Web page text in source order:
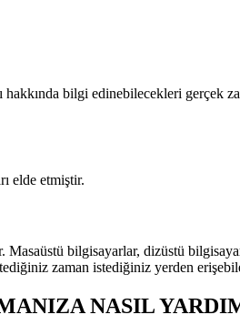
bilgi edinebilecekleri gerçek
elde etmiştir.
bilgisayarlar, dizüstü
zaman istediğiniz yerden
NASIL